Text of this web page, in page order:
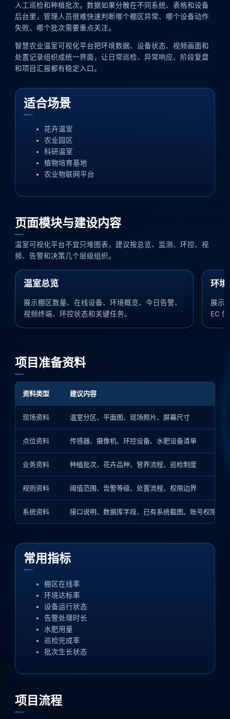
人工巡检和种植批次。数据如果分散在不同系统、表格和设备
后台里，管理人员很难快速判断哪个棚区异常、哪个设备动作
失败、哪个批次需要重点关注。
智慧农业温室可视化平台把环境数据、设备状态、视频画面和
处置记录组织成统一界面，让日常巡检、异常响应、阶段复盘
和项目汇报都有稳定入口。
适合场景
花卉温室
农业园区
科研温室
植物培育基地
农业物联网平台
页面模块与建设内容
温室可视化平台不宜只堆图表，建议按总览、监测、环控、视
频、告警和决策几个层级组织。
温室总览
展示棚区数量、在线设备、环境概览、今日告警、
视频终端、环控状态和关键任务。
环境
展示
EC
项目准备资料
资料类型 建议内容
现场资料 温室分区、平面图、现场照片、屏幕尺寸
点位资料 传感器、摄像机、环控设备、水肥设备清单
业务资料 种植批次、花卉品种、管养流程、巡检制度
规则资料 阈值范围、告警等级、处置流程、权限边界
系统资料 接口说明、数据库字段、已有系统截图、账号权限
常用指标
棚区在线率
环境达标率
设备运行状态
告警处理时长
水肥用量
巡检完成率
批次生长状态
项目流程